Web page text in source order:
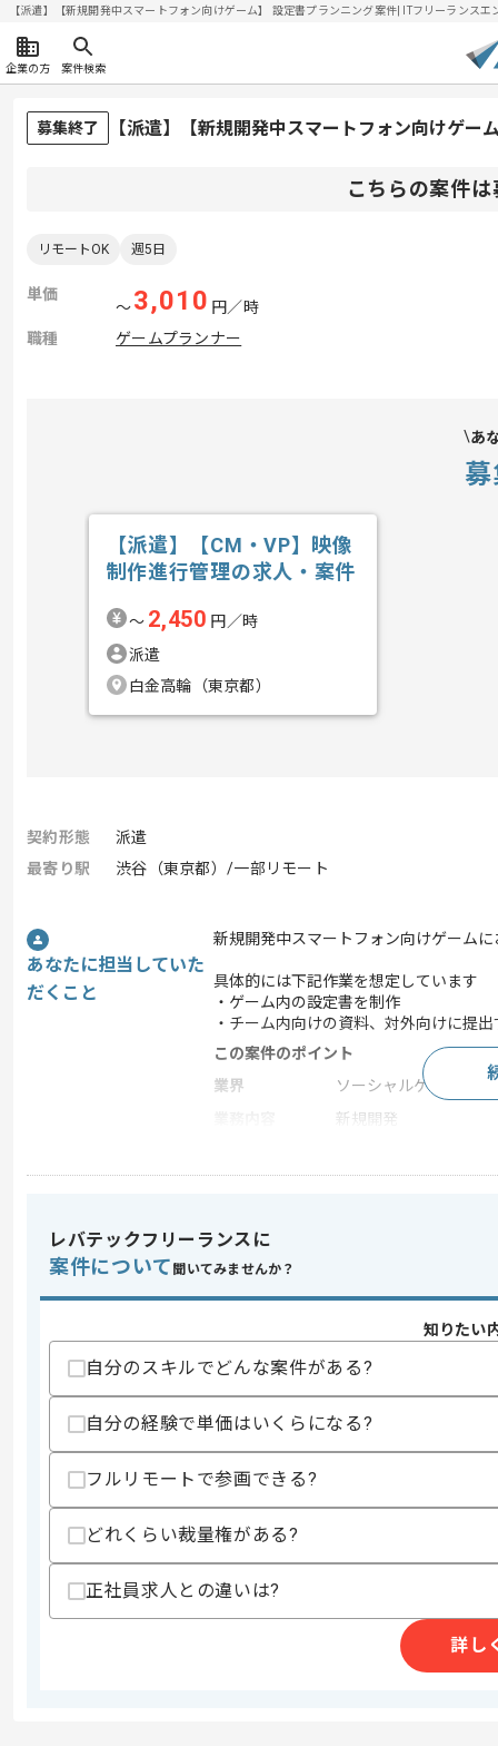
【派遣】【新規開発中スマートフォン向けゲーム】 設定書プランニング案件| ITフリーランス
企業の方 案件検索
募集終了 【派遣】【新規開発中スマートフォン向けゲー
こちらの案件
リモートOK 週5日
単価
〜3,010 円／時
職種
ゲームプランナー
あ
【派遣】【CM・VP】映像
制作進行管理の求人・案件
〜 2,450 円／時
派遣
白金高輪（東京都）
契約形態
派遣
最寄り駅
渋谷（東京都）/一部リモート
あなたに担当していた
だくこと
新規開発中スマートフォン向けゲーム
具体的には下記作業を想定しています
・ゲーム内の設定書を制作
・チーム内向けの資料、対外向けに提
この案件のポイント
業界
ソーシャルゲーム
新規開発
スキル
求めるスキル
・新規開発中スマートフォン向けゲー
歓迎スキル
・DCG系タイトルの運用開発経験
スキルに不安がある方へ
上記に似た経験やスキルをお持ちであれば申
エージェントからのコ
メント
500万ダウンロードを突破した、
若手のスタッフも多く在籍しています。
一緒に成長したい気持ちがある方です
レバテックフリーランスに
案件について 聞いてみませんか？
知りたい
自分のスキルでどんな案件がある?
自分の経験で単価はいくらになる?
フルリモートで参画できる?
どれくらい裁量権がある?
正社員求人との違いは?
詳し